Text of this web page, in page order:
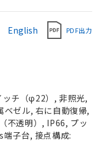
English PDF出力
ッチ（φ22）, 非照光,
ベゼル, 右に自動復帰,
不透明）, IP66, プッ
端子台, 接点構成: